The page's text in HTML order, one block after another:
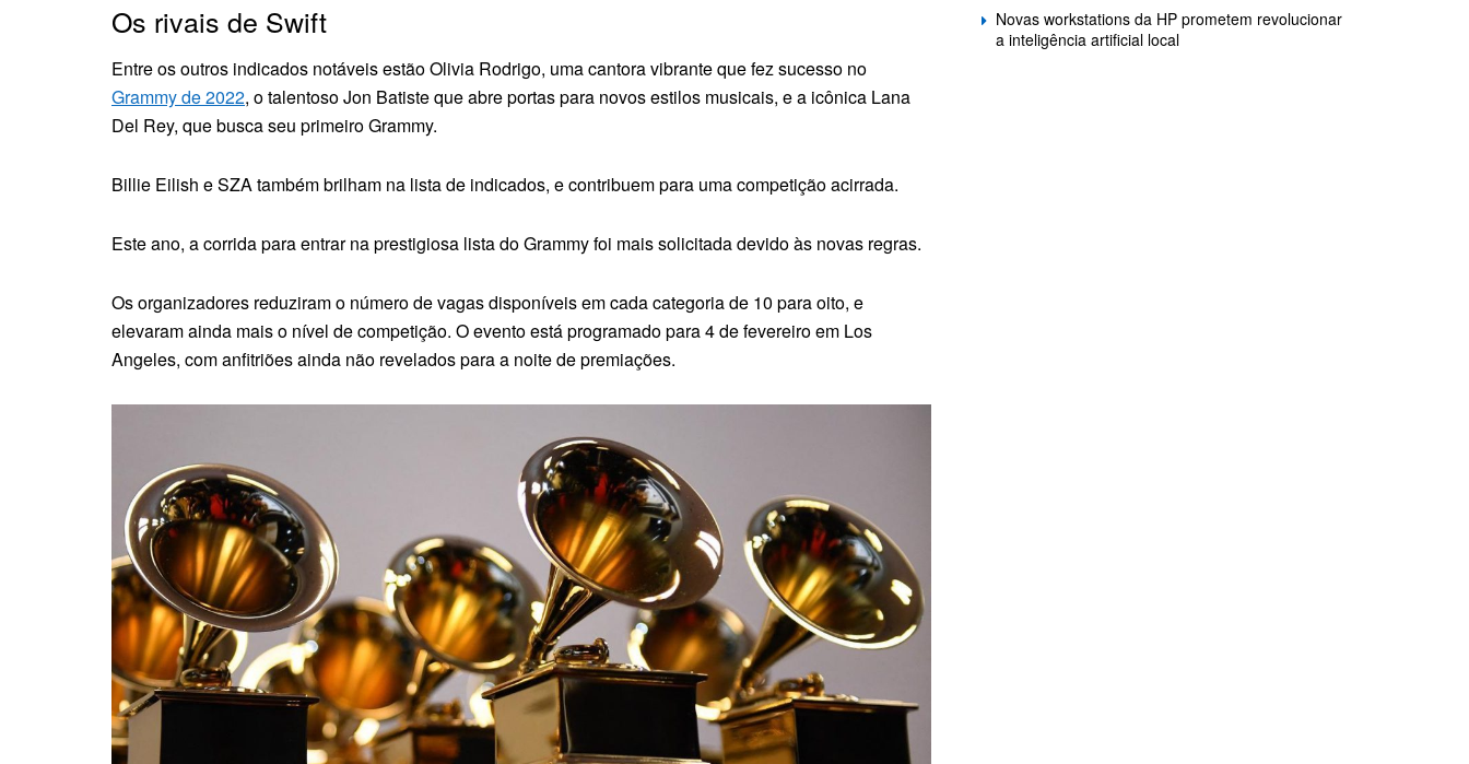
Os rivais de Swift
Entre os outros indicados notáveis ​​​​estão Olivia Rodrigo, uma cantora vibrante que fez sucesso no
Grammy de 2022, o talentoso Jon Batiste que abre portas para novos estilos musicais, e a icônica Lana
Del Rey, que busca seu primeiro Grammy.
Billie Eilish e SZA também brilham na lista de indicados, e contribuem para uma competição acirrada.
Este ano, a corrida para entrar na prestigiosa lista do Grammy foi mais solicitada devido às novas regras.
Os organizadores reduziram o número de vagas disponíveis em cada categoria de 10 para oito, e
elevaram ainda mais o nível de competição. O evento está programado para 4 de fevereiro em Los
Angeles, com anfitriões ainda não revelados para a noite de premiações.
Novas workstations da HP prometem revolucionar
a inteligência artificial local